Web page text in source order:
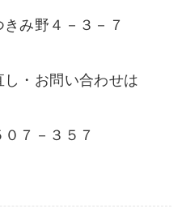
み野４－３－７
・お問い合わせは
０７－３５７